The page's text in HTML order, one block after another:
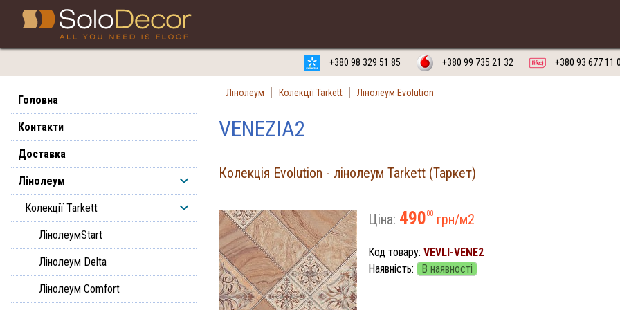
+380 98 329 51 85 +380 99 735 21 32 +380 93 677 11
Головна
Контакти
Доставка
Лінолеум
Колекції Tarkett
ЛінолеумStart
Лінолеум Delta
Лінолеум Comfort
Лінолеум Колекції Tarkett Лінолеум Evolution
VENEZIA2
Колекція Evolution - лінолеум Tarkett (Таркет)
Ціна: 49000 грн/м2
Код товару: VEVLI-VENE2
Наявність:
В наявності